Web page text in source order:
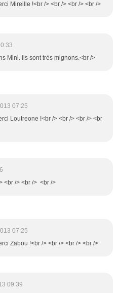
Mireille !<br /> <br /> <br /> <br />
Mini. Ils sont très mignons.<br />
07:25
Loutreone !<br /> <br /> <br /> <br
<br /> <br /> <br />
07:25
Zabou !<br /> <br /> <br /> <br />
09:39